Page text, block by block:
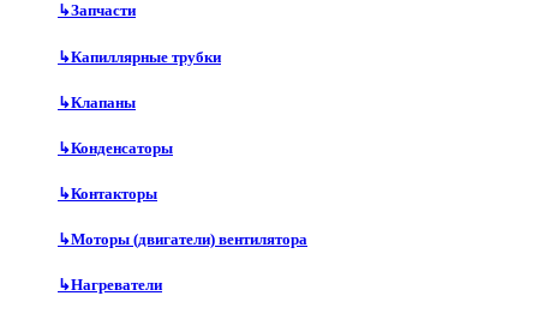
↳Запчасти
↳Капиллярные трубки
↳Клапаны
↳Конденсаторы
↳Контакторы
↳Моторы (двигатели) вентилятора
↳Нагреватели